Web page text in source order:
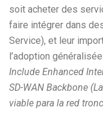
soit acheter des
faire intégrer dans
Service), et leur
l’adoption
Include Enhanced
SD-WAN Backbone
viable para la red